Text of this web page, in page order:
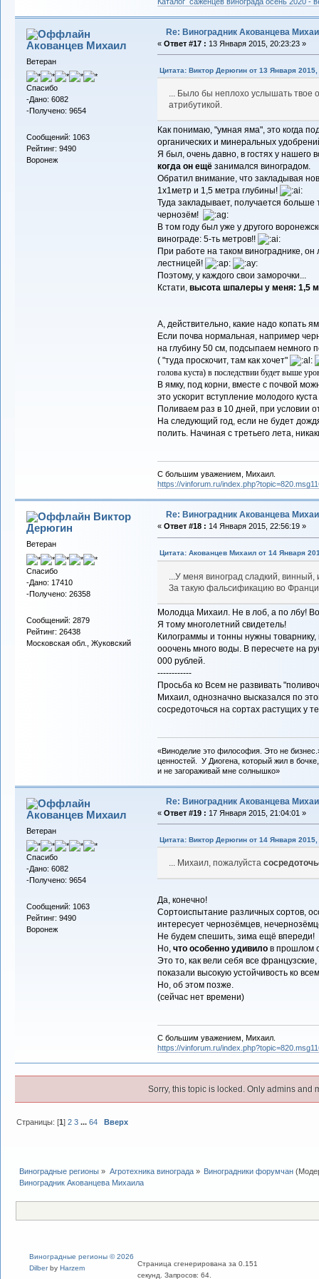
Акованцев Михаил
Ветеран
Спасибо
-Дано: 6082
-Получено: 9654
Сообщений: 1063
Рейтинг: 9490
Воронеж
Re: Виноградник Акованцева
« Ответ #17 : 13 Января 2015, 20:23:23 »
Цитата: Виктор Дерюгин от 13 Января 2015,
... Было бы неплохо услышать твое
атрибутикой.
Как понимаю, "умная яма", это когда
органических и минеральных
Я был, очень давно, в гостях у нашего
когда он ещёзанимался виноградом.
Обратил внимание, что закладывая
1х1метр и 1,5 метра глубины!
Туда закладывает, получается больше
чернозём!
В том году был уже у другого
винограде: 5-ть метров!!
При работе на таком винограднике,
лестницей!
Поэтому, у каждого свои заморочки...
Кстати, высота шпалеры у меня: 1,5
А, действительно, какие надо копать
Если почва нормальная, например
на глубину 50 см, подсыпаем немного
( "туда проскочит, там как хочет"
голова куста) в последствии будет выше
В ямку, под корни, вместе с почвой
это ускорит вступление молодого
Поливаем раз в 10 дней, при условии
На следующий год, если не будет
полить. Начиная с третьего лета,
С большим уважением, Михаил.
https://vinforum.ru/
Виктор
Дерюгин
Ветеран
Спасибо
-Дано: 17410
-Получено: 26358
Сообщений: 2879
Рейтинг: 26438
Московская обл., Жуковский
Re: Виноградник Акованцева
« Ответ #18 : 14 Января 2015, 22:56:19 »
Цитата: Акованцев Михаил от 14 Января
...У меня виноград сладкий,
За такую фальсификацию во
Молодца Михаил. Не в лоб, а по лбу!
Я тому многолетний свидетель!
Килограммы и тонны нужны
ооочень много воды. В пересчете на
000 рублей.
------------
Просьба ко Всем не развивать
Михаил, однозначно высказался по
сосредоточься на сортах растущих у
«Виноделие это философия. Это не
ценностей. У Диогена, который жил в
и не загораживай мне солнышко»
Акованцев Михаил
Ветеран
Спасибо
-Дано: 6082
-Получено: 9654
Сообщений: 1063
Рейтинг: 9490
Воронеж
Re: Виноградник Акованцева
« Ответ #19 : 17 Января 2015, 21:04:01 »
Цитата: Виктор Дерюгин от 14 Января
... Михаил, пожалуйста
Да, конечно!
Сортоиспытание различных сортов,
интересует чернозёмцев,
Не будем спешить, зима ещё впереди!
Но, что особенно удивило в прошлом
Это то, как вели себя все
показали высокую устойчивость ко
Но, об этом позже.
(сейчас нет времени)
С большим уважением, Михаил.
https://vinforum.ru/
Sorry, this topic is locked. Only admins and
Страницы: [1]2 3 ...64 Вверх
Виноградные регионы » Агротехника винограда» Виноградники форумчан
Виноградник Акованцева Михаила
Виноградные регионы © 2026
Dilberby Harzem
Страница сгенерирована за 0.151
секунд. Запросов: 64.